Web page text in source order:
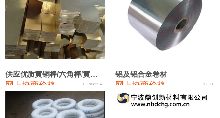
2#锑 86,000—92,000 89,000 1,000
1#镁 17,000—18,000 17,500
1#电解锰(99.7%袋装) 18,000—18,200 18,100
1#电解锰 18,900—19,100 19,000
1#铬 60,000—82,000
3303#硅 10,300—10,500
供应优质黄铜棒/六角棒/黄铜方板
网上协商价格 十堰同创
铝及铝合金卷材
网上协商价格 弘达